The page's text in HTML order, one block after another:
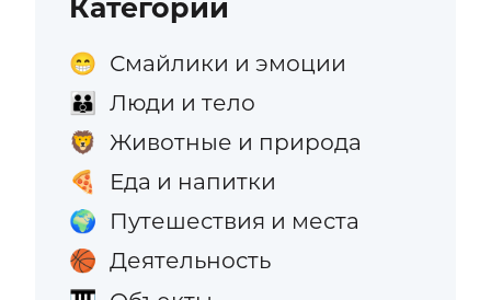
Категории
😁 Смайлики и эмоции
👪 Люди и тело
🦁 Животные и природа
🍕 Еда и напитки
🌍 Путешествия и места
🏀 Деятельность